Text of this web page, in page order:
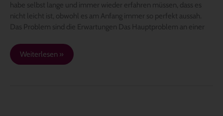
habe selbst lange und immer wieder erfahren müssen, dass es
nicht leicht ist, obwohl es am Anfang immer so perfekt aussah.
Das Problem sind die Erwartungen Das Hauptproblem an einer
Weiterlesen »